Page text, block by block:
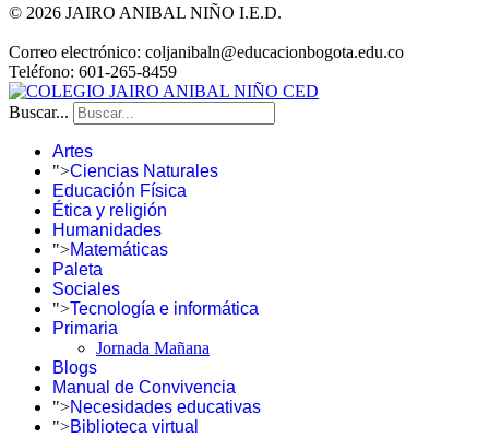
© 2026 JAIRO ANIBAL NIÑO I.E.D.
Correo electrónico: coljanibaln@educacionbogota.edu.co
Teléfono: 601-265-8459
Buscar...
Artes
">Ciencias Naturales
Educación Física
Ética y religión
Humanidades
">Matemáticas
Paleta
Sociales
">Tecnología e informática
Primaria
Jornada Mañana
Blogs
Manual de Convivencia
">Necesidades educativas
">Biblioteca virtual